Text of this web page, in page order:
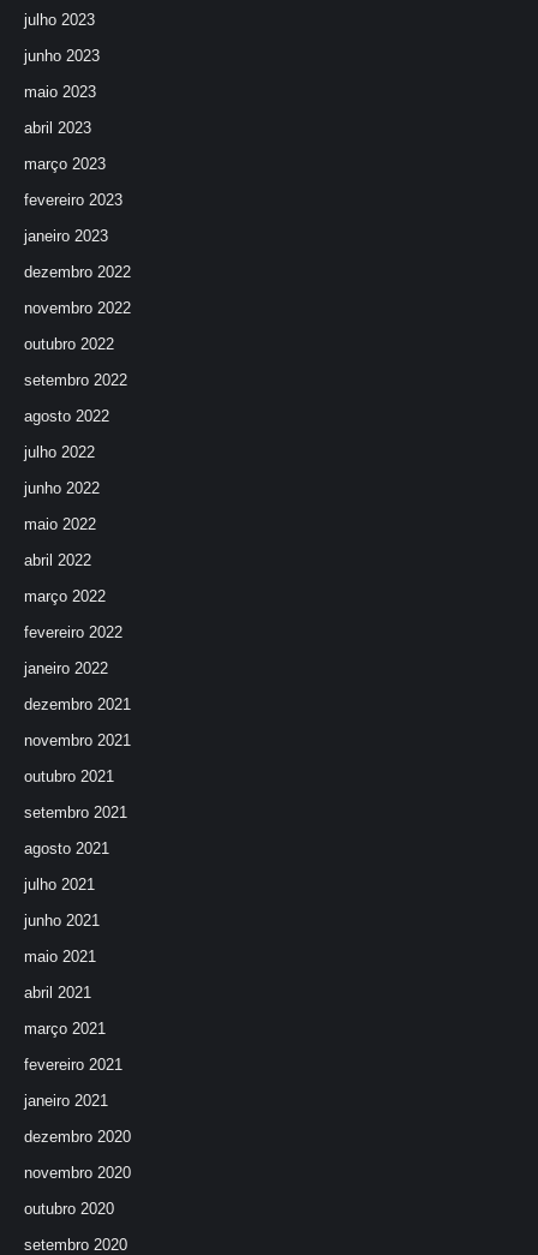
julho 2023
junho 2023
maio 2023
abril 2023
março 2023
fevereiro 2023
janeiro 2023
dezembro 2022
novembro 2022
outubro 2022
setembro 2022
agosto 2022
julho 2022
junho 2022
maio 2022
abril 2022
março 2022
fevereiro 2022
janeiro 2022
dezembro 2021
novembro 2021
outubro 2021
setembro 2021
agosto 2021
julho 2021
junho 2021
maio 2021
abril 2021
março 2021
fevereiro 2021
janeiro 2021
dezembro 2020
novembro 2020
outubro 2020
setembro 2020